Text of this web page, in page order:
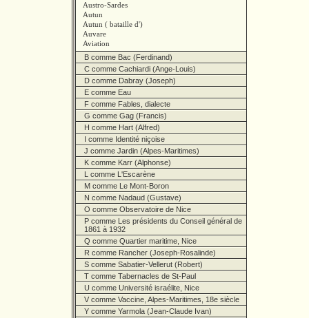
Austro-Sardes
Autun
Autun ( bataille d')
Auvare
Aviation
B comme Bac (Ferdinand)
C comme Cachiardi (Ange-Louis)
D comme Dabray (Joseph)
E comme Eau
F comme Fables, dialecte
G comme Gag (Francis)
H comme Hart (Alfred)
I comme Identité niçoise
J comme Jardin (Alpes-Maritimes)
K comme Karr (Alphonse)
L comme L'Escarène
M comme Le Mont-Boron
N comme Nadaud (Gustave)
O comme Observatoire de Nice
P comme Les présidents du Conseil général de
1861 à 1932
Q comme Quartier maritime, Nice
R comme Rancher (Joseph-Rosalinde)
S comme Sabatier-Vellerut (Robert)
T comme Tabernacles de St-Paul
U comme Université israélite, Nice
V comme Vaccine, Alpes-Maritimes, 18e siècle
Y comme Yarmola (Jean-Claude Ivan)